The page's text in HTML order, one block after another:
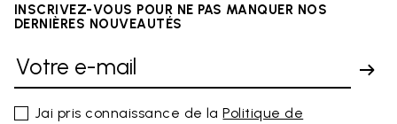
INSCRIVEZ-VOUS POUR NE PAS MANQUER NOS
DERNIÈRES NOUVEAUTÉS
Jai pris connaissance de laPolitique de